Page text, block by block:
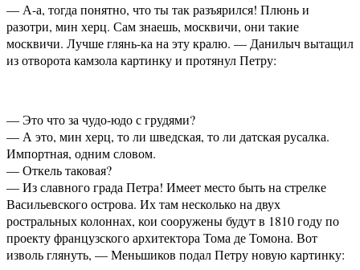
— А-а, тогда понятно, что ты так разъярился! Плюнь и
разотри, мин херц. Сам знаешь, москвичи, они такие
москвичи. Лучше глянь-ка на эту кралю. — Данилыч вытащил
из отворота камзола картинку и протянул Петру:
— Это что за чудо-юдо с грудями?
— А это, мин херц, то ли шведская, то ли датская русалка.
Импортная, одним словом.
— Откель таковая?
— Из славного града Петра! Имеет место быть на стрелке
Васильевского острова. Их там несколько на двух
ростральных колоннах, кои сооружены будут в 1810 году по
проекту французского архитектора Тома де Томона. Вот
изволь глянуть, — Меньшиков подал Петру новую картинку: